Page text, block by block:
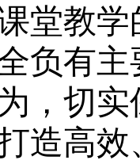
堂教
负有
，切
造高